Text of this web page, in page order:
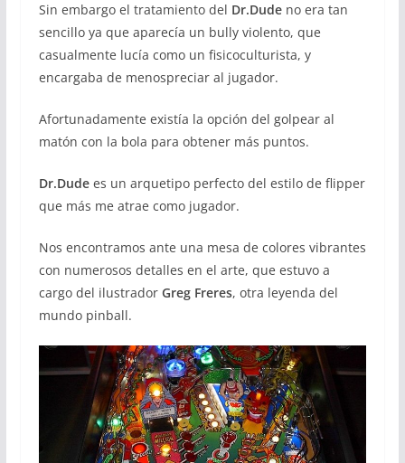
Sin embargo el tratamiento del Dr.Dudeno era tan
sencillo ya que aparecía un bully violento, que
casualmente lucía como un fisicoculturista, y
encargaba de menospreciar al jugador.
Afortunadamente existía la opción del golpear al
matón con la bola para obtener más puntos.
Dr.Dudees un arquetipo perfecto del estilo de flipper
que más me atrae como jugador.
Nos encontramos ante una mesa de colores vibrantes
con numerosos detalles en el arte, que estuvo a
cargo del ilustrador Greg Freres, otra leyenda del
mundo pinball.